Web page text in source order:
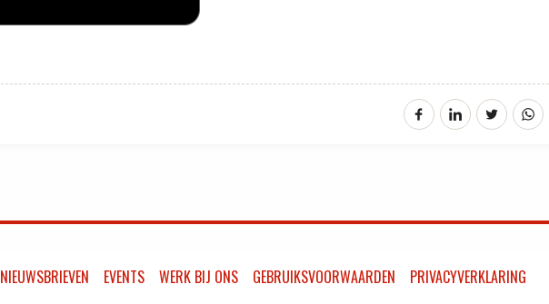
NIEUWSBRIEVEN EVENTS WERK BIJ ONS GEBRUIKSVOORWAARDEN PRIVACYVERKLARING